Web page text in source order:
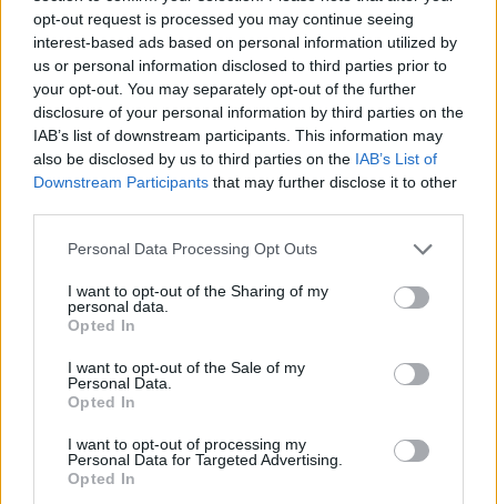
opt-out request is processed you may continue seeing
interest-based ads based on personal information utilized by
us or personal information disclosed to third parties prior to
your opt-out. You may separately opt-out of the further
disclosure of your personal information by third parties on the
IAB’s list of downstream participants. This information may
also be disclosed by us to third parties on the IAB’s List of
Downstream Participants that may further disclose it to other
Personal Data Processing Opt Outs
I want to opt-out of the Sharing of my
personal data.
Opted In
I want to opt-out of the Sale of my
Personal Data.
Opted In
I want to opt-out of processing my
Personal Data for Targeted Advertising.
Opted In
Minka 10. rész
Minka 9. rész
Máltai kaland 7.